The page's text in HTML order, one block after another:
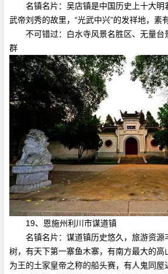
名镇名片：吴店镇是中国历史上十大
武帝刘秀的故里，“光武中兴”的发祥地，素有
不可错过：白水寺风景名胜区、无量台
群
19、恩施州利川市谋道镇
名镇名片：谋道镇历史悠久，旅游资源
树，有天下第一寨鱼木寨，有南方最大的高
为王的土家皇帝之称的船头赛，有人鬼同